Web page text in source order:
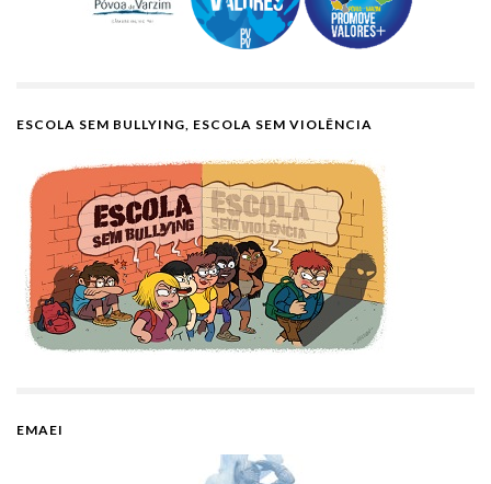
ESCOLA SEM BULLYING, ESCOLA SEM VIOLÊNCIA
EMAEI